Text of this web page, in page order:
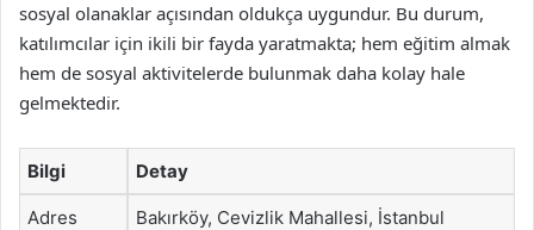
sosyal olanaklar açısından oldukça uygundur. Bu durum,
katılımcılar için ikili bir fayda yaratmakta; hem eğitim almak
hem de sosyal aktivitelerde bulunmak daha kolay hale
gelmektedir.
Bilgi Detay
Adres Bakırköy, Cevizlik Mahallesi, İstanbul